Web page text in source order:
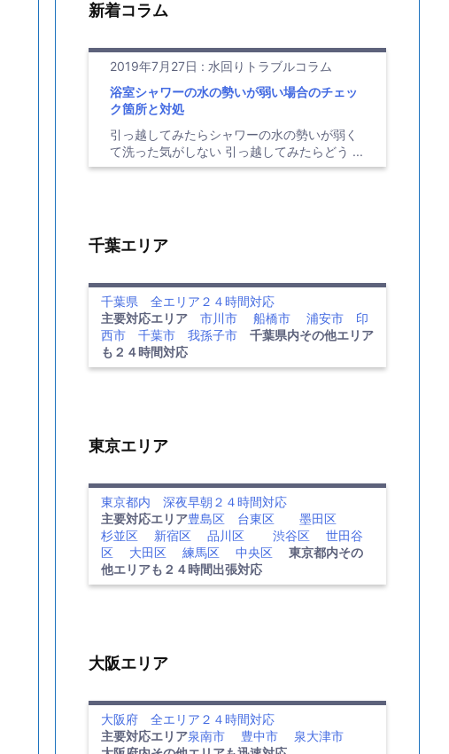
新着コラム
2019年7月27日 : 水回りトラブルコラム
浴室シャワーの水の勢いが弱い場合のチェッ
ク箇所と対処
引っ越してみたらシャワーの水の勢いが弱く
て洗った気がしない 引っ越してみたらどう ...
千葉エリア
千葉県 全エリア２４時間対応
主要対応エリア
市川市 船橋市 浦安市
印
西市
千葉市 我孫子市
千葉県内その他エリア
も２４時間対応
東京エリア
東京都内 深夜早朝２４時間対応
主要対応エリア豊島区 台東区
墨田区
杉並区
新宿区 品川区 渋谷区
世田谷
区
大田区 練馬区 中央区
東京都内その
他エリアも２４時間出張対応
大阪エリア
大阪府 全エリア２４時間対応
主要対応エリア泉南市 豊中市
泉大津市